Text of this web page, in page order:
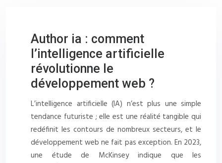
Author ia : comment
l’intelligence artificielle
révolutionne le
développement web ?
L’intelligence artificielle (IA) n’est plus une simple
tendance futuriste ; elle est une réalité tangible qui
redéfinit les contours de nombreux secteurs, et le
développement web ne fait pas exception. En 2023,
une étude de McKinsey indique que les